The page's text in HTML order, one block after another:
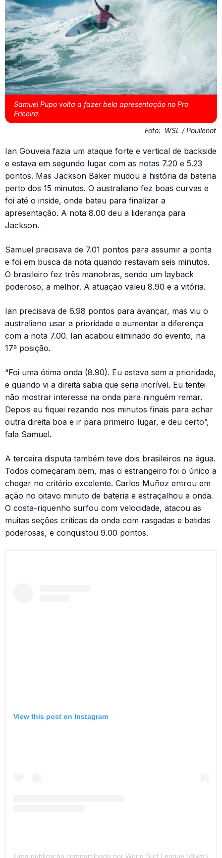
Samuel Pupo volta a fazer bela apresentação no Pro
Ericeira.
Foto: WSL / Poullenot
Ian Gouveia fazia um ataque forte e vertical de backside
e estava em segundo lugar com as notas 7.20 e 5.23
pontos. Mas Jackson Baker mudou a história da bateria
perto dos 15 minutos. O australiano fez boas curvas e
foi até o inside, onde bateu para finalizar a
apresentação. A nota 8.00 deu a liderança para
Jackson.
Samuel precisava de 7.01 pontos para assumir a ponta
e foi em busca da nota quando restavam seis minutos.
O brasileiro fez três manobras, sendo um layback
poderoso, a melhor. A atuação valeu 8.90 e a vitória.
Ian precisava de 6.98 pontos para avançar, mas viu o
australiano usar a prioridade e aumentar a diferença
com a nota 7.00. Ian acabou eliminado do evento, na
17ª posição.
“Foi uma ótima onda (8.90). Eu estava sem a prioridade,
e quando vi a direita sabia que seria incrível. Eu tentei
não mostrar interesse na onda para ninguém remar.
Depois eu fiquei rezando nos minutos finais para achar
outra direita boa e ir para primeiro lugar, e deu certo”,
fala Samuel.
A terceira disputa também teve dois brasileiros na água.
Todos começaram bem, mas o estrangeiro foi o único a
chegar no critério excelente. Carlos Muñoz entrou em
ação no oitavo minuto de bateria e estraçalhou a onda.
O costa-riquenho surfou com velocidade, atacou as
muitas seções críticas da onda com rasgadas e batidas
poderosas, e conquistou 9.00 pontos.
View this post on Instagram
Uma publicação compartilhada por World Surf League (@wsl)